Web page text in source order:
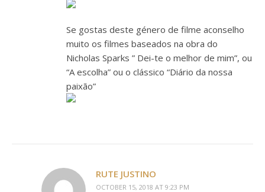
Se gostas deste género de filme aconselho
muito os filmes baseados na obra do
Nicholas Sparks ” Dei-te o melhor de mim”, ou
“A escolha” ou o clássico “Diário da nossa
paixão”
RUTE JUSTINO
OCTOBER 15, 2018 AT 9:23 PM